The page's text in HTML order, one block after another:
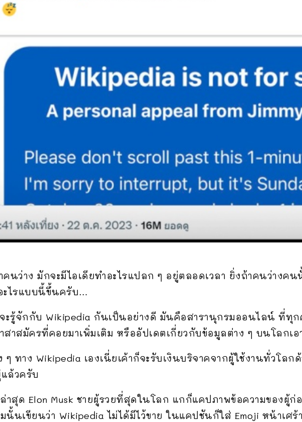
คนว่าง มักจะมีไอเดียทำอะไรแปลก ๆ อยู่ตลอดเวลา ยิ่งถ้าคนว่างค
ะไรแบบนี้ขึ้นครับ…
รู้จักกับ Wikipedia กันเป็นอย่างดี มันคือสารานุกรมออนไลน์ ที่ทุก
สาสมัครที่คอยมาเพิ่มเติม หรืออัปเดตเกี่ยวกับข้อมูลต่าง ๆ บนโลกเอ
ๆ ทาง Wikipedia เองเนี่ยเค้าก็จะรับเงินบริจาคจากผู้ใช้งานทั่วโลก
ล้วครับ
าสุด Elon Musk ชายผู้รวยที่สุดในโลก แกก็แคปภาพข้อความของผู้ก่
นั้นเขียนว่า Wikipedia ไม่ได้มีไว้ขาย ในแคปชันก็ใส่ Emoji หน้าเศร้า